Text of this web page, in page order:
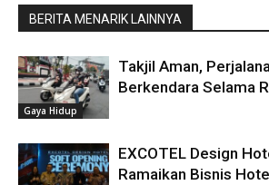
BERITA MENARIK LAINNYA
Gaya Hidup
Takjil Aman,
Berkendara Selama
EXCOTEL Design
Ramaikan Bisnis